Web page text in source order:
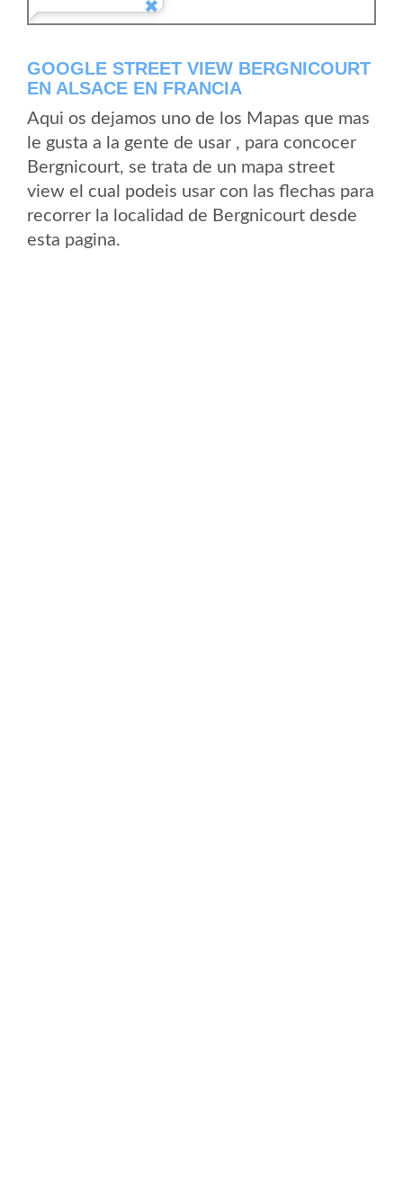
GOOGLE STREET VIEW BERGNICOURT
EN ALSACE EN FRANCIA
Aqui os dejamos uno de los Mapas que mas
le gusta a la gente de usar , para concocer
Bergnicourt, se trata de un mapa street
view el cual podeis usar con las flechas para
recorrer la localidad de Bergnicourt desde
esta pagina.